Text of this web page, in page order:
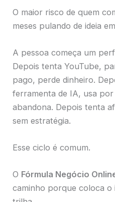
O maior risco de quem
meses pulando de ideia
A pessoa começa um
Depois tenta YouTube,
pago, perde dinheiro.
ferramenta de IA, usa por
abandona. Depois tenta
sem estratégia.
Esse ciclo é comum.
O Fórmula Negócio
caminho porque coloca o